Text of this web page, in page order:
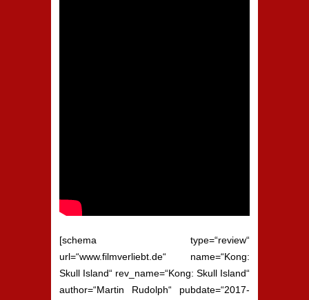
[schema type=“review“
url=“www.filmverliebt.de“ name=“Kong:
Skull Island“ rev_name=“Kong: Skull Island“
author=“Martin Rudolph“ pubdate=“2017-